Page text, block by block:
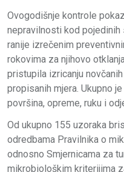
Ovogodišnje kontrole
nepravilnosti kod pojedinih
ranije izrečenim
rokovima za njihovo
pristupila izricanju
propisanih mjera. Ukupno
površina, opreme, ruku i
Od ukupno 155 uzoraka
odredbama Pravilnika o
odnosno Smjernicama za
mikrobiološkim kriterijima